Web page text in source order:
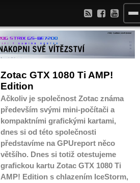
Zotac GTX 1080 Ti AMP!
Edition
Ačkoliv je společnost Zotac známa
především svými mini-počítači a
kompaktními grafickými kartami,
dnes si od této společnosti
představíme na GPUreport něco
většího. Dnes si totiž otestujeme
grafickou kartu Zotac GTX 1080 Ti
AMP! Edition s chlazením IceStorm,